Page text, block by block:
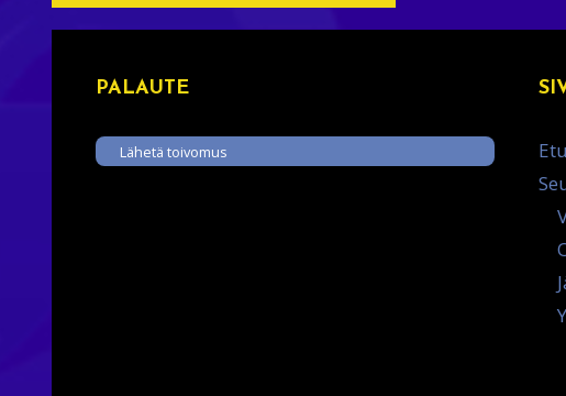
PALAUTE
Lähetä toivomus